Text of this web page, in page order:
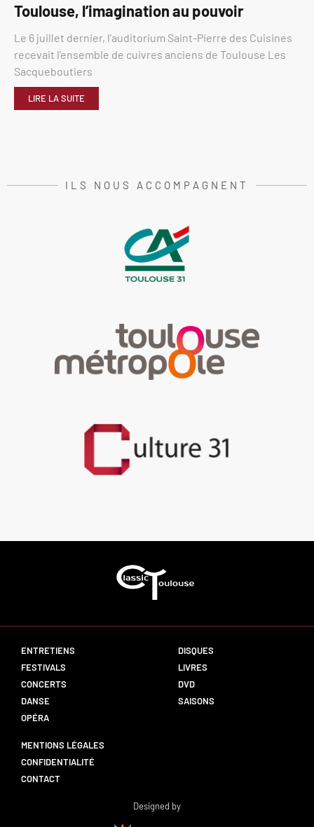
Toulouse, l’imagination au pouvoir
Le 6 juillet dernier, l’auditorium Saint-Pierre des Cuisines
recevait l’ensemble de cuivres anciens de Toulouse Les
Sacqueboutiers
LIRE LA SUITE
ILS NOUS ACCOMPAGNENT
ENTRETIENS
FESTIVALS
CONCERTS
DANSE
OPÉRA
DISQUES
LIVRES
DVD
SAISONS
MENTIONS LÉGALES
CONFIDENTIALITÉ
CONTACT
Designed by